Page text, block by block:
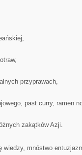
przyprawach,
past curry, ramen
zakątków Azji.
wiedzy, mnóstwo